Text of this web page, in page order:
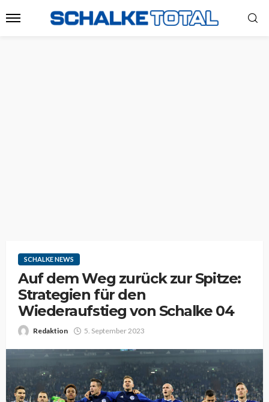
SCHALKE NEWS
Auf dem Weg zurück zur Spitze:
Strategien für den
Wiederaufstieg von Schalke 04
Redaktion 5. September 2023